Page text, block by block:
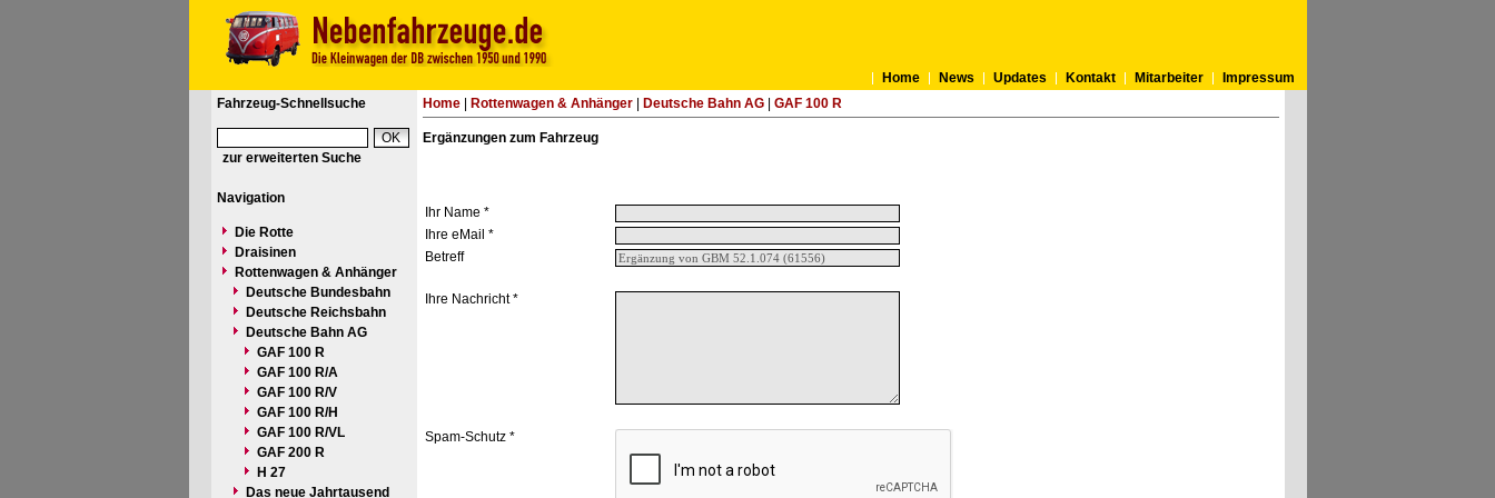
Home News Updates Kontakt Mitarbeiter
Impressum
Fahrzeug-Schnellsuche
zur erweiterten Suche
Navigation
Die Rotte
Draisinen
Rottenwagen & Anhänger
Deutsche Bundesbahn
Deutsche Reichsbahn
Deutsche Bahn AG
GAF 100 R
GAF 100 R/A
GAF 100 R/V
GAF 100 R/H
GAF 100 R/VL
GAF 200 R
H 27
Das neue Jahrtausend
Home| Rottenwagen & Anhänger| Deutsche Bahn AG| GAF 100 R
Ergänzungen zum Fahrzeug
Ihr Name *
Ihre eMail *
Betreff
Ihre Nachricht *
Spam-Schutz *